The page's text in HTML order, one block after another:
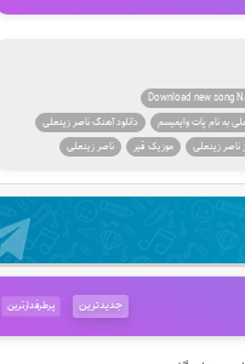
Download new song
به نام پات وایمیسم
دانلود آهنگ ناصر زینعلی
ناصر زینعلی موزیک قیر ناصر زینعلی
پرطرفدارترین جدیدترین